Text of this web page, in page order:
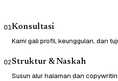
01Konsultasi
Kami gali profil, keunggulan, dan
02Struktur & Naskah
Susun alur halaman dan